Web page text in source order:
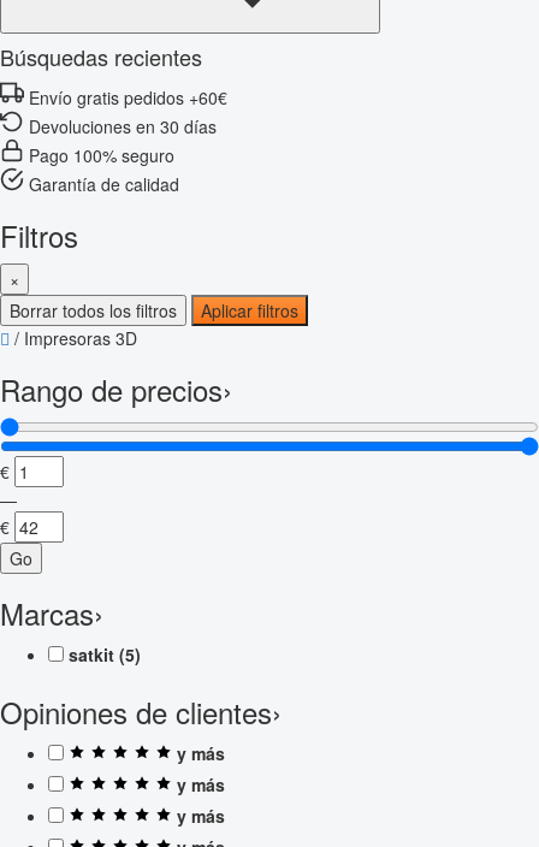
Búsquedas recientes
Envío gratis pedidos +60€
Devoluciones en 30 días
Pago 100% seguro
Garantía de calidad
Filtros
×
Borrar todos los filtros
Aplicar filtros
/ Impresoras 3D
Rango de precios›
€
—
€
Go
Marcas›
satkit (5)
Opiniones de clientes›
y más
y más
y más